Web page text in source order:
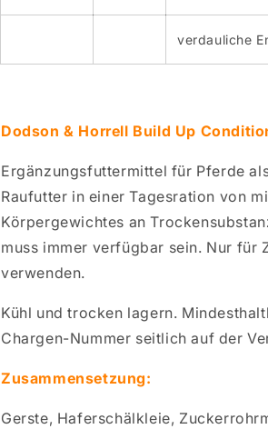
verdauliche
Dodson & Horrell Build Up
Ergänzungsfuttermittel für Pferde
Raufutter in einer Tagesration von
Körpergewichtes an
muss immer verfügbar sein. Nur für
verwenden.
Kühl und trocken lagern.
Chargen-Nummer seitlich auf der
Zusammensetzung:
Gerste, Haferschälkleie,